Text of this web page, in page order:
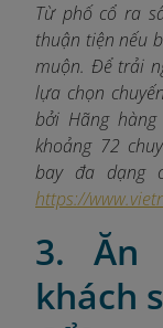
Từ phố cổ ra
thuận tiện nếu
muộn. Để trải
lựa chọn
bởi Hãng
khoảng 72
bay đa dạng
https://
3. Ăn
khách